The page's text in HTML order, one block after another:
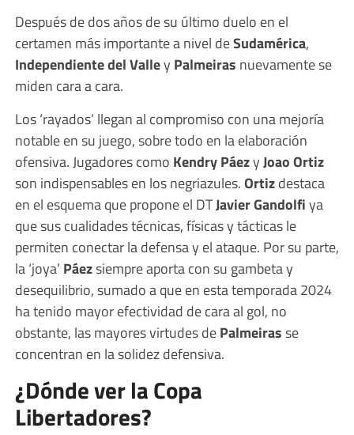
Después de dos años de su último duelo en el
certamen más importante a nivel deSudamérica,
Independiente del Valley Palmeiras nuevamente se
miden cara a cara.
Los ‘rayados’ llegan al compromiso con una mejoría
notable en su juego, sobre todo en la elaboración
ofensiva. Jugadores como Kendry PáezyJoao Ortiz
son indispensables en los negriazules.Ortizdestaca
en el esquema que propone el DTJavier Gandolfiya
que sus cualidades técnicas, físicas y tácticas le
permiten conectar la defensa y el ataque. Por su parte,
la ‘joya’ Páezsiempre aporta con su gambeta y
desequilibrio, sumado a que en esta temporada 2024
ha tenido mayor efectividad de cara al gol, no
obstante, las mayores virtudes dePalmeirasse
concentran en la solidez defensiva.
¿Dónde ver la Copa
Libertadores?